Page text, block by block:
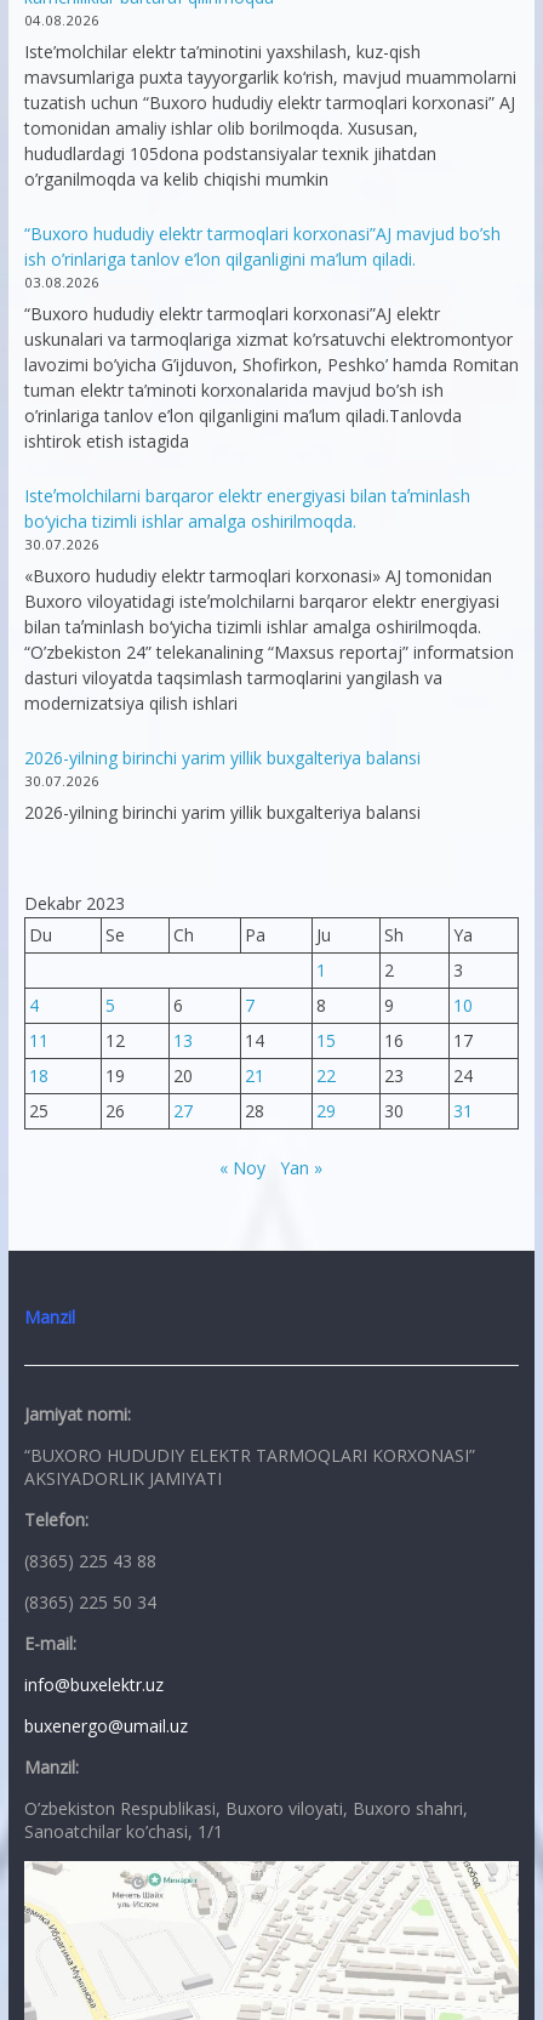
04.08.2026
Iste’molchilar elektr ta’minotini yaxshilash, kuz-qish
mavsumlariga puxta tayyorgarlik ko‘rish, mavjud muammolarni
tuzatish uchun “Buxoro hududiy elektr tarmoqlari korxonasi” AJ
tomonidan amaliy ishlar olib borilmoqda. Xususan,
hududlardagi 105dona podstansiyalar texnik jihatdan
o’rganilmoqda va kelib chiqishi mumkin
“Buxoro hududiy elektr tarmoqlari korxonasi”AJ mavjud bo’sh
ish o’rinlariga tanlov e’lon qilganligini ma’lum qiladi.
03.08.2026
“Buxoro hududiy elektr tarmoqlari korxonasi”AJ elektr
uskunalari va tarmoqlariga xizmat ko’rsatuvchi elektromontyor
lavozimi bo’yicha G’ijduvon, Shofirkon, Peshko’ hamda Romitan
tuman elektr ta’minoti korxonalarida mavjud bo’sh ish
o’rinlariga tanlov e’lon qilganligini ma’lum qiladi.Tanlovda
ishtirok etish istagida
Isteʼmolchilarni barqaror elektr energiyasi bilan taʼminlash
bo‘yicha tizimli ishlar amalga oshirilmoqda.
30.07.2026
«Buxoro hududiy elektr tarmoqlari korxonasi» AJ tomonidan
Buxoro viloyatidagi isteʼmolchilarni barqaror elektr energiyasi
bilan taʼminlash bo‘yicha tizimli ishlar amalga oshirilmoqda.
“O’zbekiston 24” telekanalining “Maxsus reportaj” informatsion
dasturi viloyatda taqsimlash tarmoqlarini yangilash va
modernizatsiya qilish ishlari
2026-yilning birinchi yarim yillik buxgalteriya balansi
30.07.2026
2026-yilning birinchi yarim yillik buxgalteriya balansi
Dekabr 2023
Du
Se Ch Pa Ju Sh
Ya
1
2
3
4
5 6 7 8 9
10
11
12 13 14 15 16
17
18
19 20 21 22 23
24
25
26 27 28 29 30 31
« Noy Yan »
Manzil
Jamiyat nomi:
“BUXORO HUDUDIY ELEKTR TARMOQLARI KORXONASI”
AKSIYADORLIK JAMIYATI
Telefon:
(8365) 225 43 88
(8365) 225 50 34
E-mail:
info@buxelektr.uz
buxenergo@umail.uz
Manzil:
O’zbekiston Respublikasi, Buxoro viloyati, Buxoro shahri,
Sanoatchilar ko’chasi, 1/1